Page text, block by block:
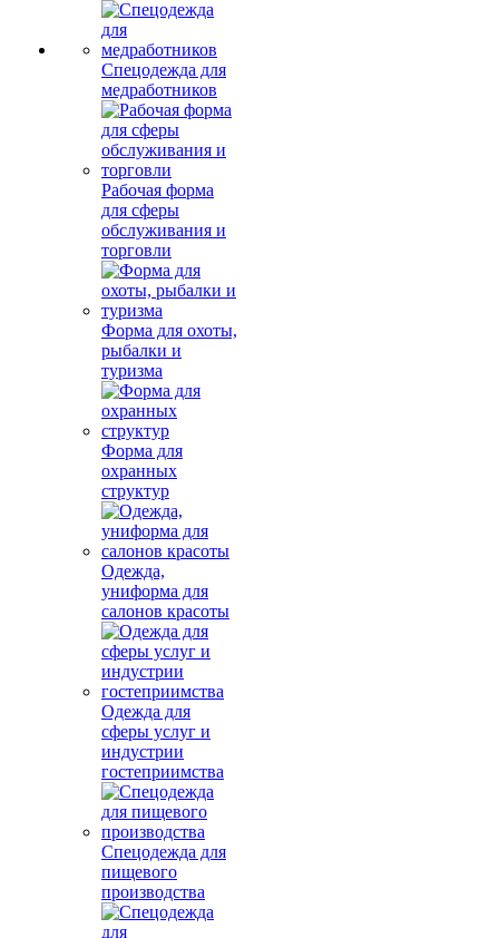
Спецодежда для
медработников
Рабочая форма
для сферы
обслуживания и
торговли
Форма для охоты,
рыбалки и
туризма
Форма для
охранных
структур
Одежда,
униформа для
салонов красоты
Одежда для
сферы услуг и
индустрии
гостеприимства
Спецодежда для
пищевого
производства